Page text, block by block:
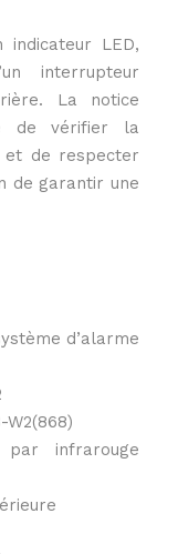
indicateur LED,
interrupteur
La notice
de vérifier la
et de respecter
de garantir une
d’alarme
W2(868)
par infrarouge